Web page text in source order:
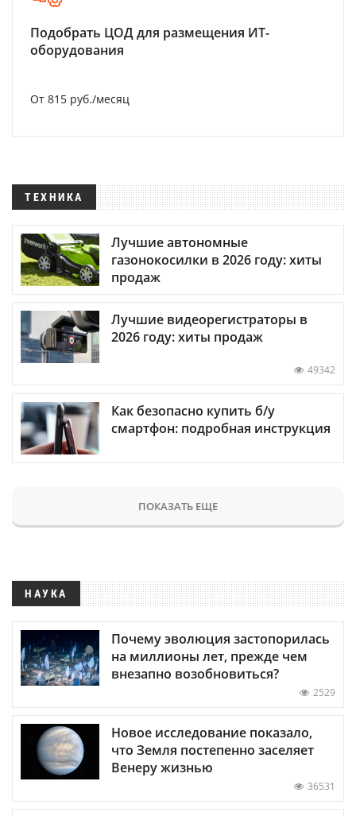
Подобрать ЦОД для размещения ИТ-
оборудования
От 815 руб./месяц
ТЕХНИКА
Лучшие автономные
газонокосилки в 2026 году: хиты
продаж
Лучшие видеорегистраторы в
2026 году: хиты продаж
49342
Как безопасно купить б/у
смартфон: подробная инструкция
ПОКАЗАТЬ ЕЩЕ
НАУКА
Почему эволюция застопорилась
на миллионы лет, прежде чем
внезапно возобновиться?
2529
Новое исследование показало,
что Земля постепенно заселяет
Венеру жизнью
36531